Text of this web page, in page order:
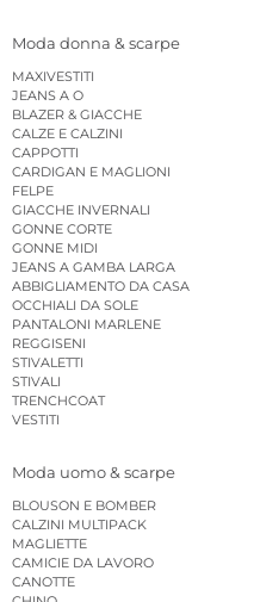
Moda donna & scarpe
MAXIVESTITI
JEANS A O
BLAZER & GIACCHE
CALZE E CALZINI
CAPPOTTI
CARDIGAN E MAGLIONI
FELPE
GIACCHE INVERNALI
GONNE CORTE
GONNE MIDI
JEANS A GAMBA LARGA
ABBIGLIAMENTO DA CASA
OCCHIALI DA SOLE
PANTALONI MARLENE
REGGISENI
STIVALETTI
STIVALI
TRENCHCOAT
VESTITI
Moda uomo & scarpe
BLOUSON E BOMBER
CALZINI MULTIPACK
MAGLIETTE
CAMICIE DA LAVORO
CANOTTE